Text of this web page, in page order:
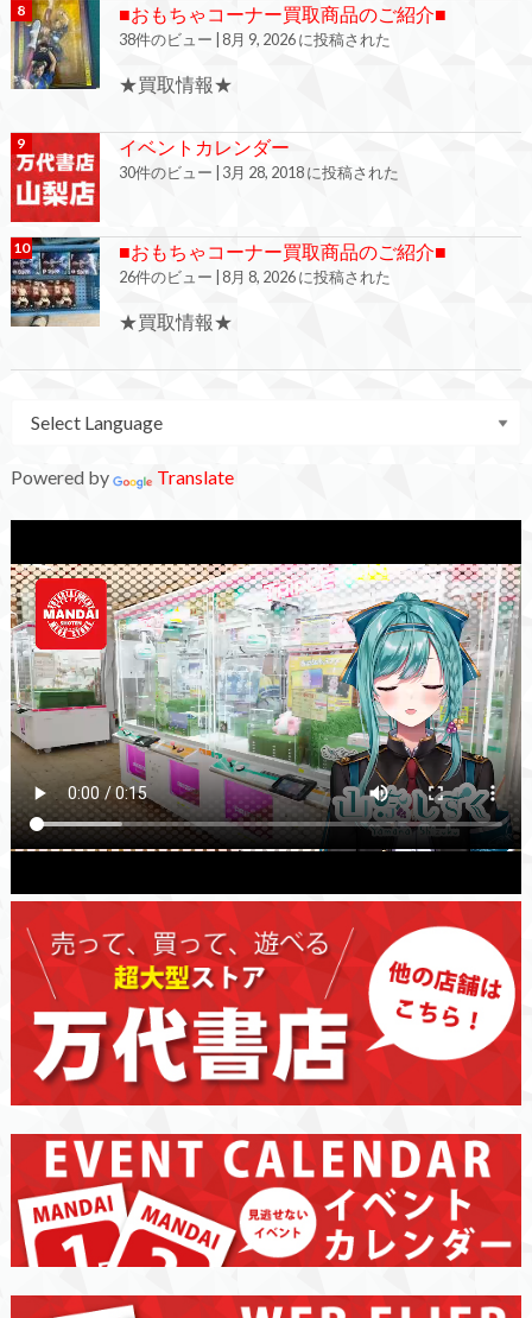
■おもちゃコーナー買取商品のご紹介■
38件のビュー 8月 9, 2026 に投稿された
★買取情報★
イベントカレンダー
30件のビュー 3月 28, 2018 に投稿された
■おもちゃコーナー買取商品のご紹介■
26件のビュー 8月 8, 2026 に投稿された
★買取情報★
Powered by Translate